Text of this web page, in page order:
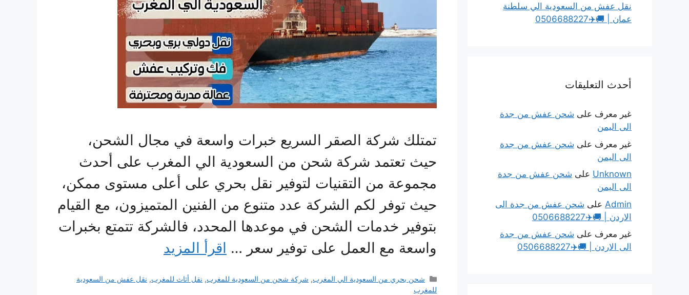
تمتلك شركة الصقر السريع خبرات واسعة في مجال الشحن،
حيث تعتمد شركة شحن من السعودية الي المغرب على أحدث
مجموعة من التقنيات لتوفير نقل بحري على أعلى مستوى ممكن،
حيث توفر لكم الشركة عدد متنوع من الفنين المتميزون، مع القيام
بتوفير خدمات الشحن في موعدها المحدد، فالشركة تتمتع بخبرات
واسعة مع العمل على توفير سعر … اقرأ المزيد
التصنيفات
شحن بحري من السعودية الي المغرب, شركة شحن من السعودية للمغرب, نقل أثاث للمغرب, نقل عفش من السعودية
للمغرب
نقل عفش من السعودية الي سلطنة
عمان | 🚚✈️0506688227
أحدث التعليقات
غير معرف على شحن عفش من جدة
الى اليمن
غير معرف على شحن عفش من جدة
الى اليمن
Unknown على شحن عفش من جدة
الى اليمن
Admin على شحن عفش من جدة الى
الاردن | 🚚✈️0506688227
غير معرف على شحن عفش من جدة
الى الاردن | 🚚✈️0506688227